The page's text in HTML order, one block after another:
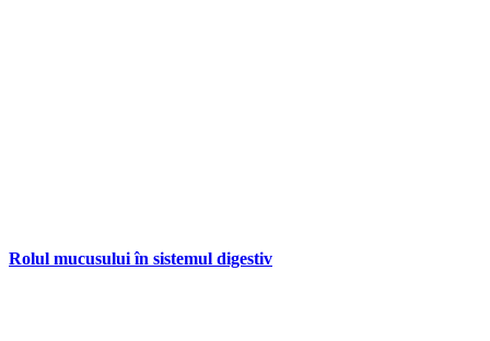
Rolul mucusului în sistemul digestiv